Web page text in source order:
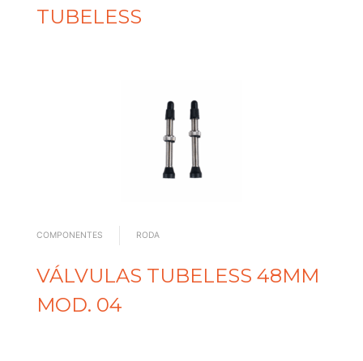
TUBELESS
COMPONENTES RODA
VÁLVULAS TUBELESS 48MM
MOD. 04